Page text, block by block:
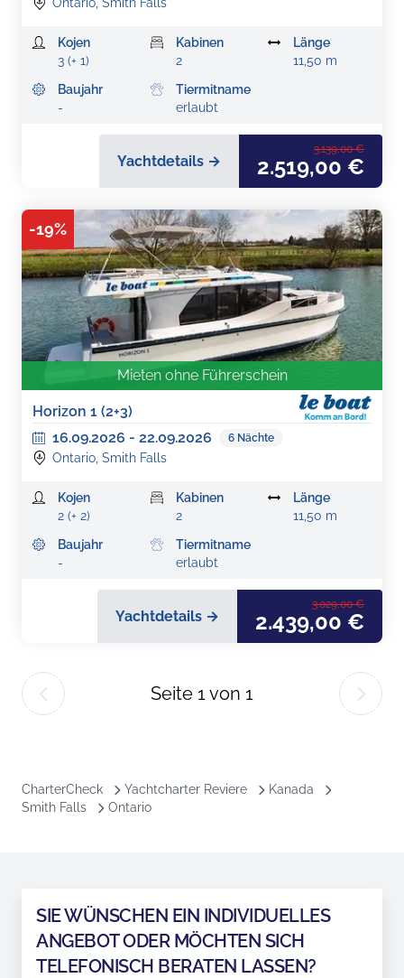
Kojen
3 (+ 1)
Kabinen
2
Länge
11,50 m
Baujahr
-
Tiermitname
erlaubt
Yachtdetails →
3.139,00 €
2.519,00 €
-19%
Mieten ohne Führerschein
Horizon 1 (2+3)
16.09.2026 - 22.09.2026 6 Nächte
Ontario, Smith Falls
Kojen
2 (+ 2)
Kabinen
2
Länge
11,50 m
Baujahr
-
Tiermitname
erlaubt
Yachtdetails →
3.029,00 €
2.439,00 €
Seite 1von 1
CharterCheck Yachtcharter Reviere
Kanada
Smith Falls
Ontario
SIE WÜNSCHEN EIN INDIVIDUELLES
ANGEBOT ODER MÖCHTEN SICH
TELEFONISCH BERATEN LASSEN?